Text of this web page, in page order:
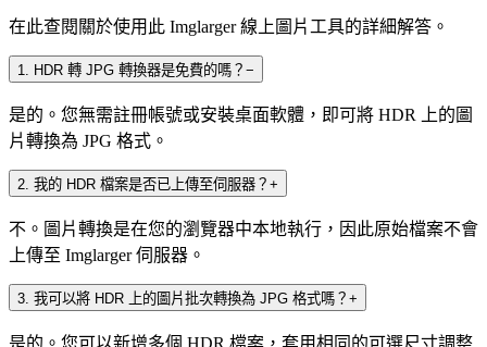
在此查閱關於使用此 Imglarger 線上圖片工具的詳細解答。
1. HDR 轉 JPG 轉換器是免費的嗎？ −
是的。您無需註冊帳號或安裝桌面軟體，即可將 HDR 上的圖
片轉換為 JPG 格式。
2. 我的 HDR 檔案是否已上傳至伺服器？ +
不。圖片轉換是在您的瀏覽器中本地執行，因此原始檔案不會
上傳至 Imglarger 伺服器。
3. 我可以將 HDR 上的圖片批次轉換為 JPG 格式嗎？ +